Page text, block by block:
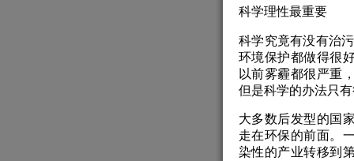
科学理性最重要
科学究竟有没有治
环境保护都做得很
以前雾霾都很严重
但是科学的办法只
大多数后发型的国
走在环保的前面。
染性的产业转移到